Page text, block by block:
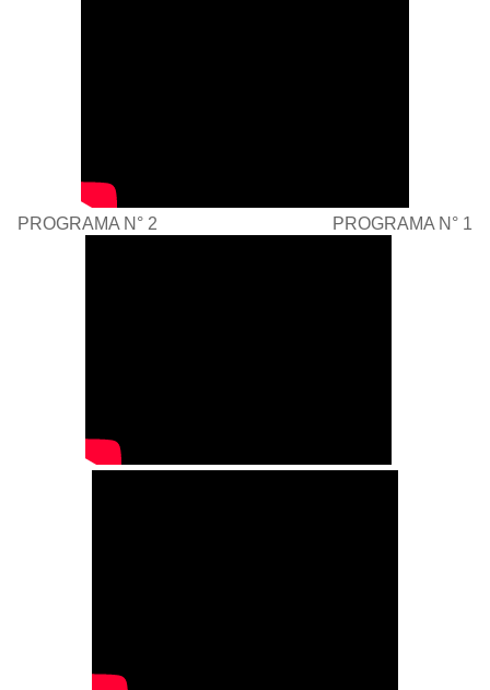
PROGRAMA N° 2 PROGRAMA N° 1